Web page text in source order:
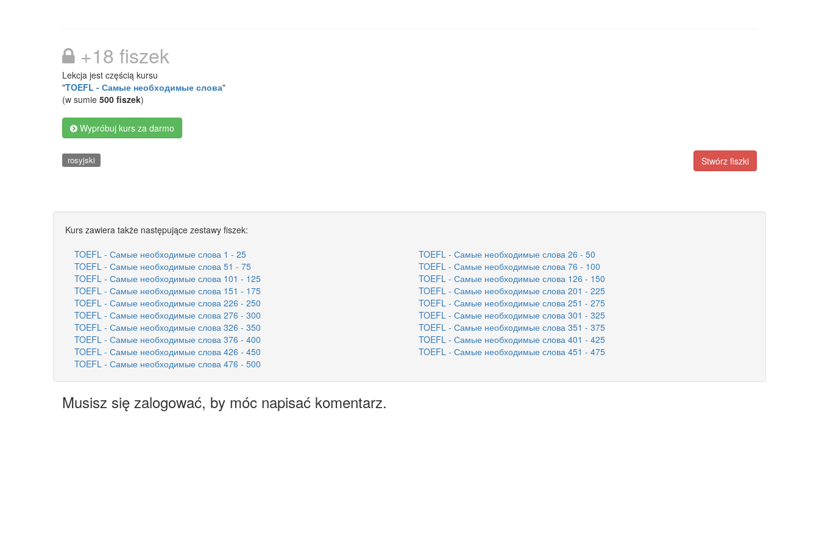
+18 fiszek
Lekcja jest częścią kursu
"TOEFL - Самые необходимые слова"
(w sumie 500 fiszek)
Wypróbuj kurs za darmo
Stwórz fiszki
rosyjski
Kurs zawiera także następujące zestawy fiszek:
TOEFL - Самые необходимые слова 1 - 25
TOEFL - Самые необходимые слова 26 - 50
TOEFL - Самые необходимые слова 51 - 75
TOEFL - Самые необходимые слова 76 - 100
TOEFL - Самые необходимые слова 101 - 125
TOEFL - Самые необходимые слова 126 - 150
TOEFL - Самые необходимые слова 151 - 175
TOEFL - Самые необходимые слова 201 - 225
TOEFL - Самые необходимые слова 226 - 250
TOEFL - Самые необходимые слова 251 - 275
TOEFL - Самые необходимые слова 276 - 300
TOEFL - Самые необходимые слова 301 - 325
TOEFL - Самые необходимые слова 326 - 350
TOEFL - Самые необходимые слова 351 - 375
TOEFL - Самые необходимые слова 376 - 400
TOEFL - Самые необходимые слова 401 - 425
TOEFL - Самые необходимые слова 426 - 450
TOEFL - Самые необходимые слова 451 - 475
TOEFL - Самые необходимые слова 476 - 500
Musisz się zalogować, by móc napisać komentarz.